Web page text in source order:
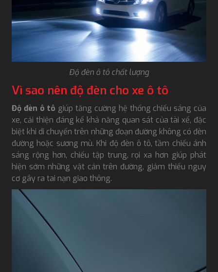
Độ đèn ô tô chất lượng
Vì sao nên độ đèn cho xe ô tô
Độ đèn ô tô giúp tăng cường hệ thống chiếu sáng của
xe, cải thiện đáng kể khả năng quan sát của tài xế, đặc
biệt khi di chuyển trên những đoạn đường không có đèn
đường hoặc sương mù. Khi độ đèn ô tô, tầm chiếu ánh
sáng rộng hơn, chiếu tập trung, rọi xa hơn giúp phát
hiện sớm những vật cản trên đường, giảm thiểu nguy
cơ gây ra tai nạn giao thông.